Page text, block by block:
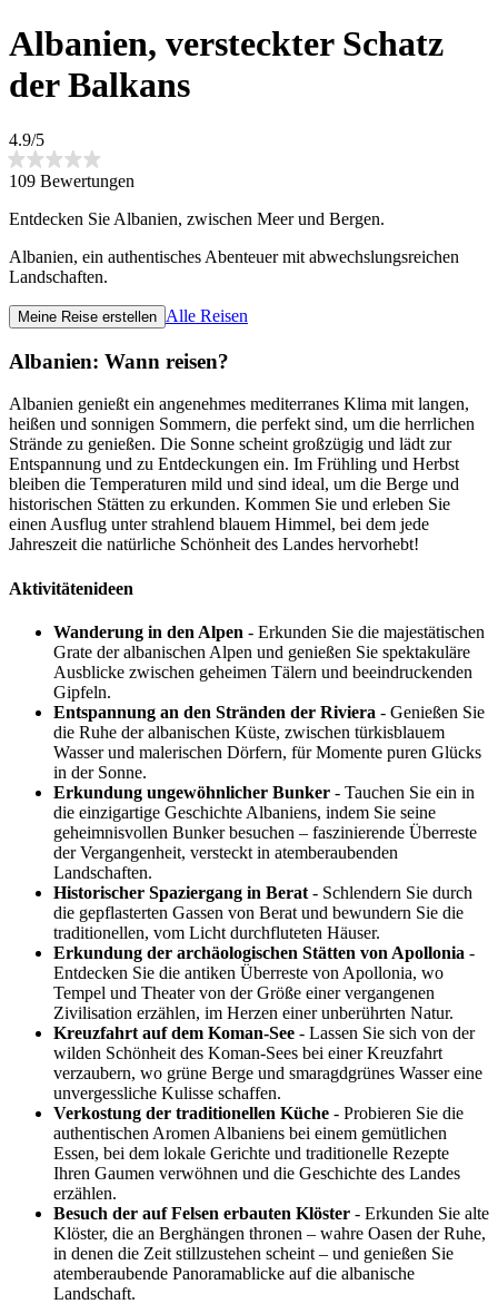
Albanien, versteckter Schatz
der Balkans
4.9/5
109 Bewertungen
Entdecken Sie Albanien, zwischen Meer und Bergen.
Albanien, ein authentisches Abenteuer mit abwechslungsreichen
Landschaften.
Meine Reise erstellen Alle Reisen
Albanien: Wann reisen?
Albanien genießt ein angenehmes mediterranes Klima mit langen,
heißen und sonnigen Sommern, die perfekt sind, um die herrlichen
Strände zu genießen. Die Sonne scheint großzügig und lädt zur
Entspannung und zu Entdeckungen ein. Im Frühling und Herbst
bleiben die Temperaturen mild und sind ideal, um die Berge und
historischen Stätten zu erkunden. Kommen Sie und erleben Sie
einen Ausflug unter strahlend blauem Himmel, bei dem jede
Jahreszeit die natürliche Schönheit des Landes hervorhebt!
Aktivitätenideen
Wanderung in den Alpen - Erkunden Sie die majestätischen
Grate der albanischen Alpen und genießen Sie spektakuläre
Ausblicke zwischen geheimen Tälern und beeindruckenden
Gipfeln.
Entspannung an den Stränden der Riviera - Genießen Sie
die Ruhe der albanischen Küste, zwischen türkisblauem
Wasser und malerischen Dörfern, für Momente puren Glücks
in der Sonne.
Erkundung ungewöhnlicher Bunker - Tauchen Sie ein in
die einzigartige Geschichte Albaniens, indem Sie seine
geheimnisvollen Bunker besuchen – faszinierende Überreste
der Vergangenheit, versteckt in atemberaubenden
Landschaften.
Historischer Spaziergang in Berat - Schlendern Sie durch
die gepflasterten Gassen von Berat und bewundern Sie die
traditionellen, vom Licht durchfluteten Häuser.
Erkundung der archäologischen Stätten von Apollonia -
Entdecken Sie die antiken Überreste von Apollonia, wo
Tempel und Theater von der Größe einer vergangenen
Zivilisation erzählen, im Herzen einer unberührten Natur.
Kreuzfahrt auf dem Koman-See - Lassen Sie sich von der
wilden Schönheit des Koman-Sees bei einer Kreuzfahrt
verzaubern, wo grüne Berge und smaragdgrünes Wasser eine
unvergessliche Kulisse schaffen.
Verkostung der traditionellen Küche - Probieren Sie die
authentischen Aromen Albaniens bei einem gemütlichen
Essen, bei dem lokale Gerichte und traditionelle Rezepte
Ihren Gaumen verwöhnen und die Geschichte des Landes
erzählen.
Besuch der auf Felsen erbauten Klöster - Erkunden Sie alte
Klöster, die an Berghängen thronen – wahre Oasen der Ruhe,
in denen die Zeit stillzustehen scheint – und genießen Sie
atemberaubende Panoramablicke auf die albanische
Landschaft.